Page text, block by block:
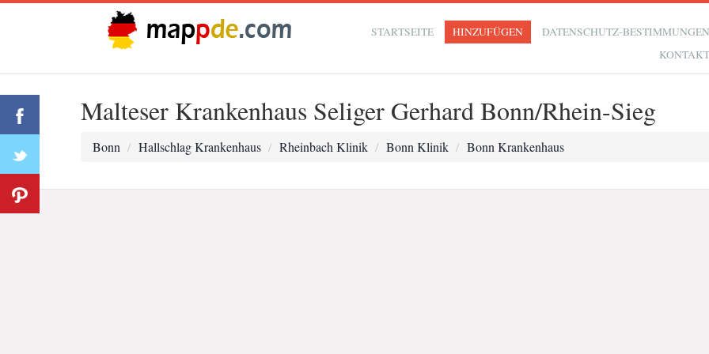
STARTSEITE HINZUFÜGEN
DATENSCHUTZ-
Malteser Krankenhaus Seliger Gerhard Bonn/Rhein-Sieg
Bonn Hallschlag Krankenhaus Rheinbach Klinik Bonn Klinik Bonn Krankenhaus